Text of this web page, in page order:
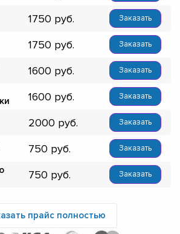
1750 Заказать
1750 Заказать
1600 Заказать
1600 Заказать
2000 Заказать
750 Заказать
750 Заказать
прайс полностью